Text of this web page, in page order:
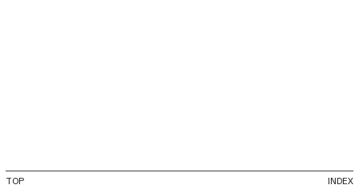
TOP INDEX